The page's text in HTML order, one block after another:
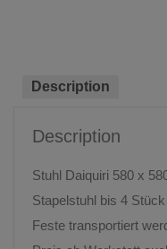
Description
Description
Stuhl Daiquiri 580 x
Stapelstuhl bis 4
Feste transportiert